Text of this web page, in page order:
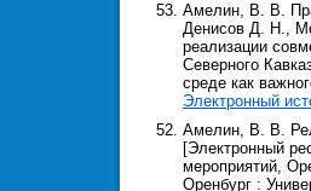
Амелин, В. В.
Денисов Д. Н.,
реализации
Северного
среде как
Электронный
Амелин, В. В.
[Электронный
мероприятий,
Оренбург :